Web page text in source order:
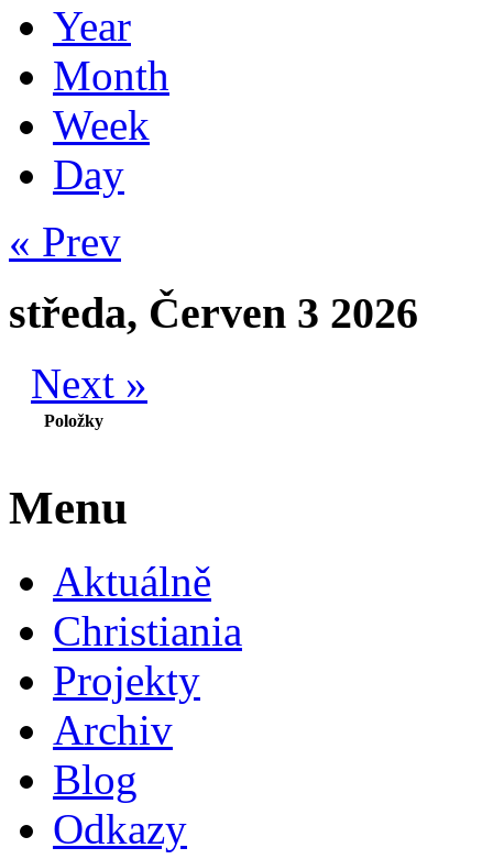
Year
Month
Week
Day
« Prev
středa, Červen 3 2026
Next »
Položky
Menu
Aktuálně
Christiania
Projekty
Archiv
Blog
Odkazy